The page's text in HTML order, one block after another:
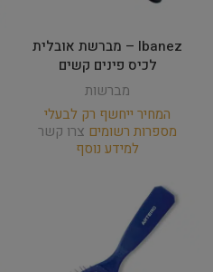
Ibanez – מברשת אובלית
לכיס פינים קשים
מברשות
המחיר ייחשף רק לבעלי
מספרות רשומים צרו קשר
למידע נוסף